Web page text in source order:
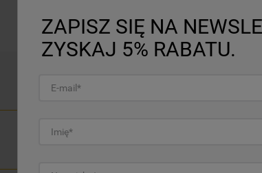
ZAPISZ SIĘ NA
ZYSKAJ 5% RABATU.